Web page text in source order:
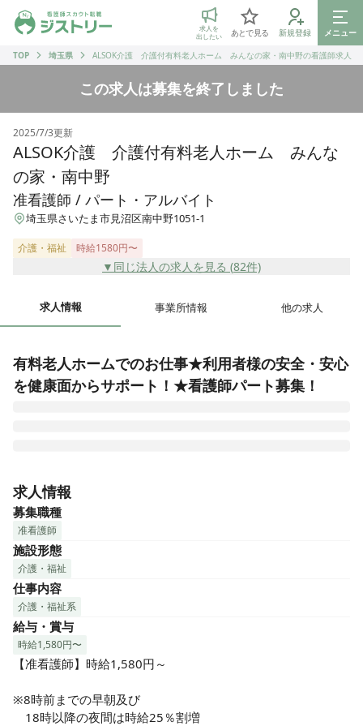
ジストリー 看護師の転職マッチング
求人を
出したい
あとで見る 新規登録
メニュー
TOP
埼玉県 ALSOK介護 介護付有料老人ホーム みんなの家・南中野の看護師求人
この求人は募集を終了しました
2025/7/3更新
ALSOK介護 介護付有料老人ホーム みんな
の家・南中野
准看護師 / パート・アルバイト
埼玉県さいたま市見沼区南中野1051-1
介護・福祉 時給1580円〜
▼同じ法人の求人を見る (82件)
求人情報 事業所情報 他の求人
有料老人ホームでのお仕事★利用者様の安全・安心
を健康面からサポート！★看護師パート募集！
■ICT化（デジタル化）で業務効率UP
■正看護師・准看護師ともに歓迎です！
■教育体制が整っているので初心者もOK！
■経験やスキルを活かす経験者も活躍中！
★定員45名の介護付有料老人ホームでの看護のお仕事です
■健康管理
■簡単な医療処置
■服薬管理
■機能訓練など
介護スタッフや提携医療機関と
医療処置などの観点から
心安らぐケアを行っていただきます。
求人情報
募集職種
准看護師
施設形態
介護・福祉
仕事内容
介護・福祉系
給与・賞与
時給1,580円〜
【准看護師】時給1,580円～
※8時前までの早朝及び
18時以降の夜間は時給25％割増